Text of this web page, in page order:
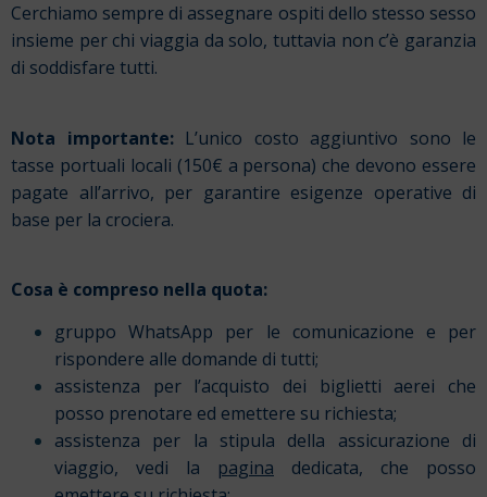
Cerchiamo sempre di assegnare ospiti dello stesso sesso
insieme per chi viaggia da solo, tuttavia non c’è garanzia
di soddisfare tutti.
Nota importante:L’unico costo aggiuntivo sono le
tasse portuali locali (150€ a persona) che devono essere
pagate all’arrivo, per garantire esigenze operative di
base per la crociera.
Cosa è compreso nella quota:
gruppo WhatsApp per le comunicazione e per
rispondere alle domande di tutti;
assistenza per l’acquisto dei biglietti aerei che
posso prenotare ed emettere su richiesta;
assistenza per la stipula della assicurazione di
viaggio, vedi la pagina dedicata, che posso